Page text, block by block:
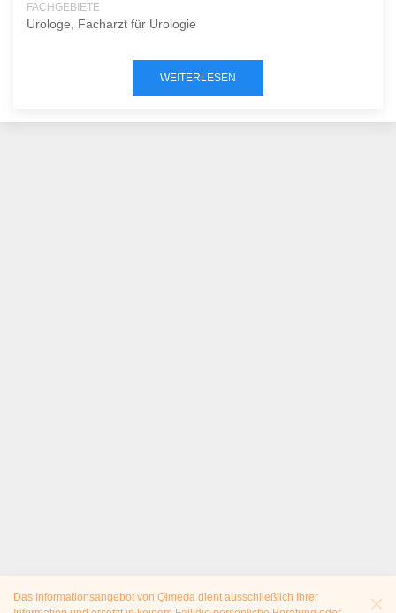
FACHGEBIETE
Urologe, Facharzt für Urologie
WEITERLESEN
Das Informationsangebot von Qimeda dient ausschließlich Ihrer